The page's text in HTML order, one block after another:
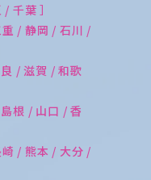
千葉 ］
/ 静岡 / 石川 /
/ 滋賀 / 和歌
根 / 山口 / 香
/ 熊本 / 大分 /